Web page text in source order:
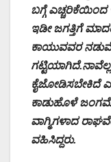
ಬಗ್ಗೆ ಎಚ್ಚರಿಕೆಯಿಂದ
ಇಡೀ ಜಗತ್ತಿಗೆ
ಕಾಯುವವರ
ಕೈಜೋಡಿಸಬೇಕಿದೆ
ಕಾಡುಹೊಳೆ
ವಾಗ್ಮಿಗಳಾದ
ವಹಿಸಿದ್ದರು.